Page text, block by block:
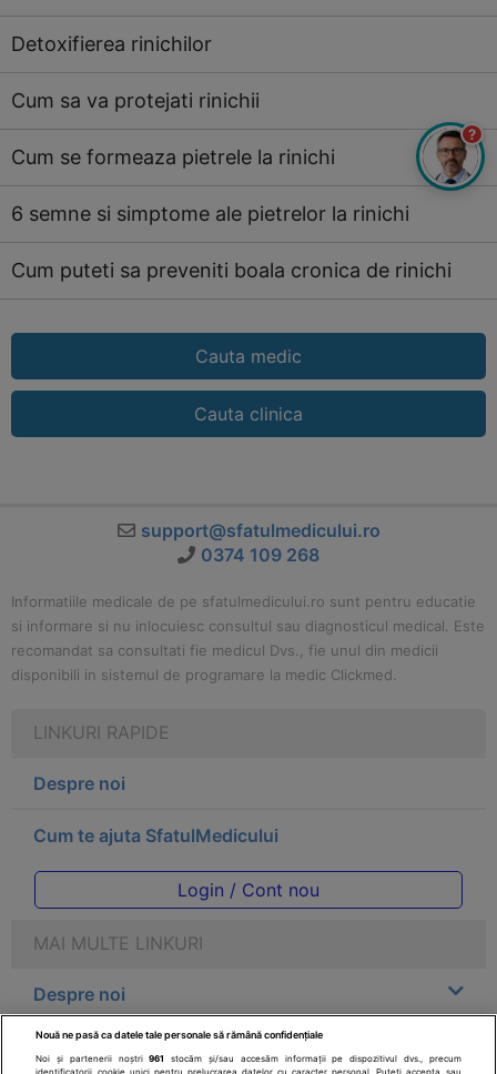
Detoxifierea rinichilor
Cum sa va protejati rinichii
Cum se formeaza pietrele la rinichi
6 semne si simptome ale pietrelor la rinichi
Cum puteti sa preveniti boala cronica de rinichi
Cauta medic
Cauta clinica
support@sfatulmedicului.ro
0374 109 268
Informatiile medicale de pe sfatulmedicului.ro sunt pentru educatie
si informare si nu inlocuiesc consultul sau diagnosticul medical. Este
recomandat sa consultati fie medicul Dvs., fie unul din medicii
disponibili in sistemul de programare la medic Clickmed.
LINKURI RAPIDE
Despre noi
Cum te ajuta SfatulMedicului
Login / Cont nou
MAI MULTE LINKURI
Despre noi
Legal
?
Nouă ne pasă ca datele tale personale să rămână confidențiale
Noi și partenerii noștri961
stocăm și/sau accesăm informații pe dispozitivul dvs., precum
identificatorii cookie unici pentru prelucrarea datelor cu caracter personal. Puteți accepta sau